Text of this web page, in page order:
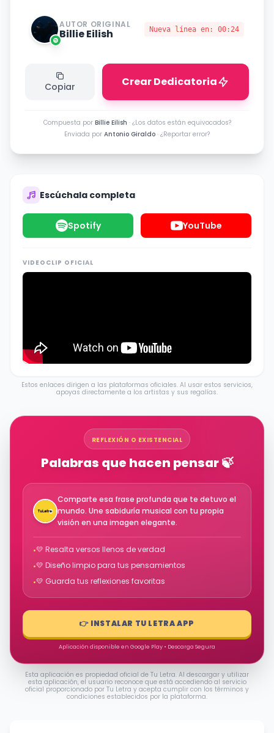
AUTOR ORIGINAL
Billie Eilish Nueva línea en: 00:24
Copiar Crear Dedicatoria
Compuesta por Billie Eilish · ¿Los datos están equivocados?
Enviada por Antonio Giraldo · ¿Reportar error?
Escúchala completa
Spotify YouTube
VIDEOCLIP OFICIAL
Estos enlaces dirigen a las plataformas oficiales. Al usar estos servicios,
apoyas directamente a los artistas y sus regalías.
REFLEXIÓN O EXISTENCIAL
Palabras que hacen pensar 🍃
Comparte esa frase profunda que te detuvo el
mundo. Une sabiduría musical con tu propia
visión en una imagen elegante.
•💛 Resalta versos llenos de verdad
•💛 Diseño limpio para tus pensamientos
•💛 Guarda tus reflexiones favoritas
👉 INSTALAR TU LETRA APP
Aplicación disponible en Google Play • Descarga Segura
Esta aplicación es propiedad oficial de Tu Letra. Al descargar y utilizar
esta aplicación, el usuario reconoce que está accediendo al servicio
oficial proporcionado por Tu Letra y acepta cumplir con los términos y
condiciones establecidos por la plataforma.